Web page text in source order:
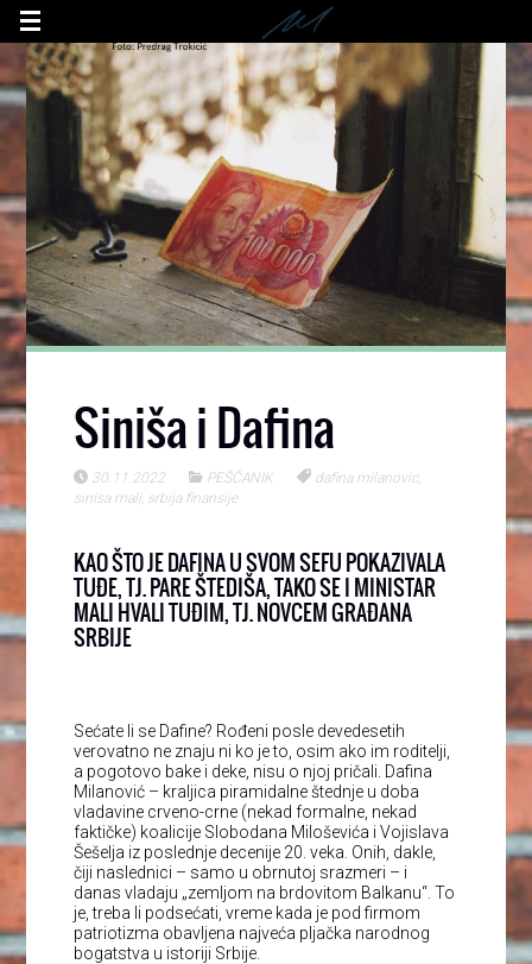
Siniša i Dafina
30.11.2022 PEŠČANIK dafina milanovic,
sinisa mali, srbija finansije
KAO ŠTO JE DAFINA U SVOM SEFU POKAZIVALA
TUĐE, TJ. PARE ŠTEDIŠA, TAKO SE I MINISTAR
MALI HVALI TUĐIM, TJ. NOVCEM GRAĐANA
SRBIJE
Sećate li se Dafine? Rođeni posle devedesetih
verovatno ne znaju ni ko je to, osim ako im roditelji,
a pogotovo bake i deke, nisu o njoj pričali. Dafina
Milanović – kraljica piramidalne štednje u doba
vladavine crveno-crne (nekad formalne, nekad
faktičke) koalicije Slobodana Miloševića i Vojislava
Šešelja iz poslednje decenije 20. veka. Onih, dakle,
čiji naslednici – samo u obrnutoj srazmeri – i
danas vladaju „zemljom na brdovitom Balkanu“. To
je, treba li podsećati, vreme kada je pod firmom
patriotizma obavljena najveća pljačka narodnog
bogatstva u istoriji Srbije.